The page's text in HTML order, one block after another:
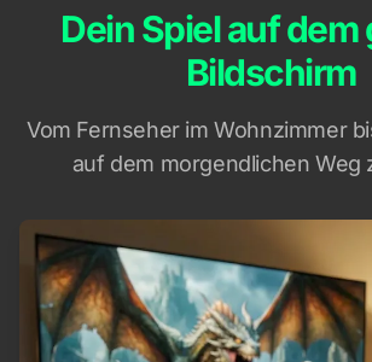
Dein Spiel auf dem
Bildschirm
Vom Fernseher im Wohnzimmer
auf dem morgendlichen Weg